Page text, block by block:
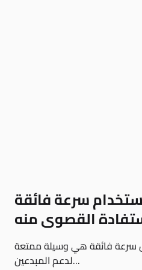
سرعة فائقة
القصوى منه
سرعة فائقة هي وسيلة ممتعة
لدعم المبدعين...